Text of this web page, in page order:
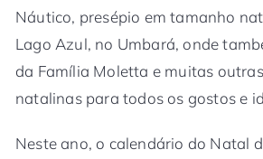
Náutico, presépio em tamanho
Lago Azul, no Umbará, onde
da Família Moletta e muitas
natalinas para todos os gostos e
Neste ano, o calendário do Natal